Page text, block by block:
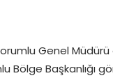
Genel
Başkanlığı